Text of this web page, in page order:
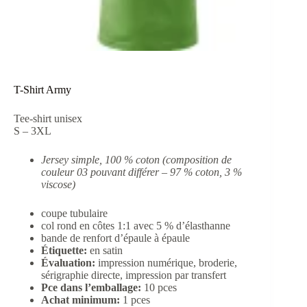
T-Shirt Army
Tee-shirt unisex
S – 3XL
Jersey simple, 100 % coton (composition de
couleur 03 pouvant différer – 97 % coton, 3 %
viscose)
coupe tubulaire
col rond en côtes 1:1 avec 5 % d’élasthanne
bande de renfort d’épaule à épaule
Étiquette: en satin
Évaluation: impression numérique, broderie,
sérigraphie directe, impression par transfert
Pce dans l’emballage: 10 pces
Achat minimum: 1 pces